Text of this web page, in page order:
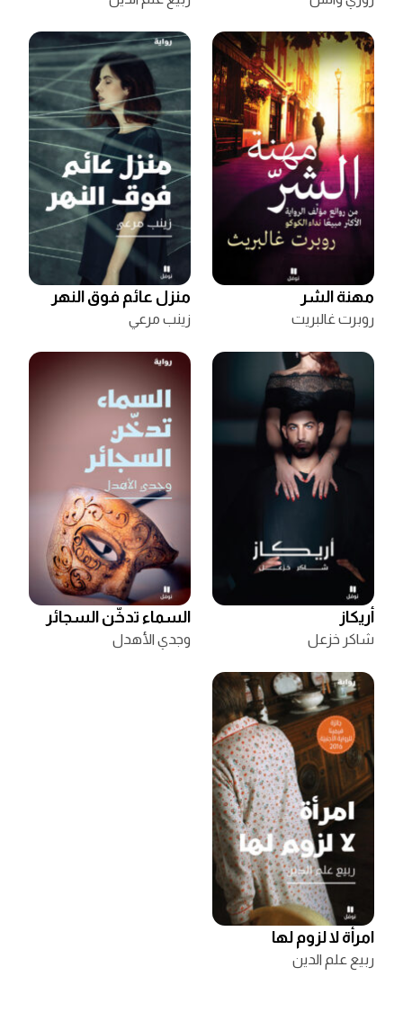
مهنة الشر
روبرت غالبريت
منزل عائم فوق النهر
زينب مرعي
أريكاز
شاكر خزعل
السماء تدخّن السجائر
وجدي الأهدل
امرأة لا لزوم لها
ربيع علم الدين